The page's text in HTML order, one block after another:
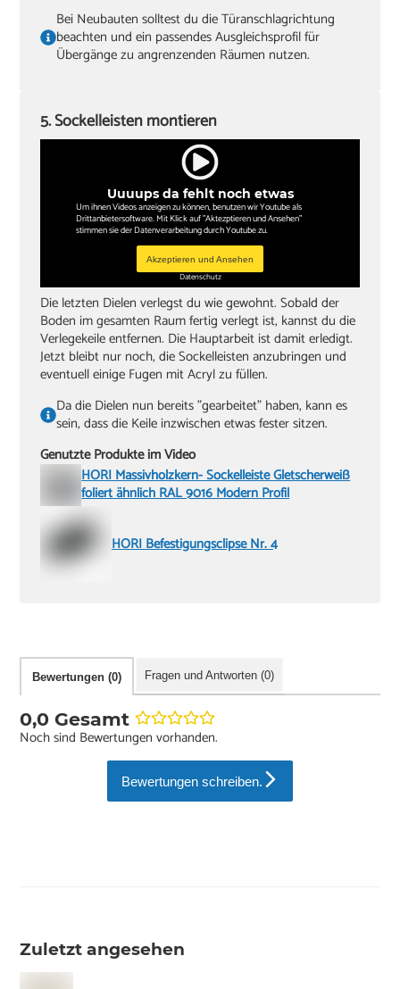
Bei Neubauten solltest du die Türanschlagrichtung
beachten und ein passendes Ausgleichsprofil für
Übergänge zu angrenzenden Räumen nutzen.
Uuuups da fehlt noch etwas
Um ihnen Videos anzeigen zu können, benutzen wir Youtube als
Drittanbietersoftware. Mit Klick auf "Aktezptieren und Ansehen"
stimmen sie der Datenverarbeitung durch Youtube zu.
Akzeptieren und Ansehen
Datenschutz
5. Sockelleisten montieren
Die letzten Dielen verlegst du wie gewohnt. Sobald der
Boden im gesamten Raum fertig verlegt ist, kannst du die
Verlegekeile entfernen. Die Hauptarbeit ist damit erledigt.
Jetzt bleibt nur noch, die Sockelleisten anzubringen und
eventuell einige Fugen mit Acryl zu füllen.
Da die Dielen nun bereits "gearbeitet" haben, kann es
sein, dass die Keile inzwischen etwas fester sitzen.
Genutzte Produkte im Video
HORI Massivholzkern- Sockelleiste Gletscherweiß
foliert ähnlich RAL 9016 Modern Profil
HORI Befestigungsclipse Nr. 4
Bewertungen (0) Fragen und Antworten (0)
0,0 Gesamt
Noch sind Bewertungen vorhanden.
Bewertungen schreiben.
Zuletzt angesehen